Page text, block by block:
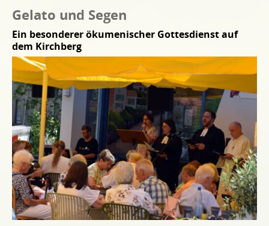
Gelato und Segen
Ein besonderer ökumenischer Gottesdienst auf
dem Kirchberg